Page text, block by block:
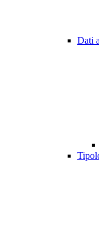
Dati